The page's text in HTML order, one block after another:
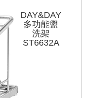
DAY&DAY
多功能盥
洗架
ST6632A